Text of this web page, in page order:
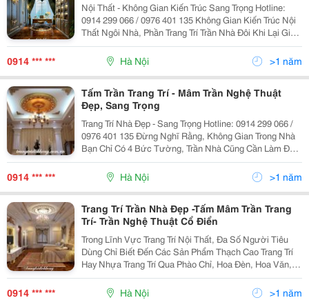
Nội Thất - Không Gian Kiến Trúc Sang Trọng Hotline:
0914 299 066 / 0976 401 135 Không Gian Kiến Trúc Nội
Thất Ngôi Nhà, Phần Trang Trí Trần Nhà Đôi Khi Lại Giúp
Bạn Nghĩ Ra Nhiều Ý Tưởng Sáng Tạo Trong Công Việc
Của Mình. Không Những Thế, Trang
0914 *** *** Hà Nội >1 năm
Tấm Trần Trang Trí - Mâm Trần Nghệ Thuật
Đẹp, Sang Trọng
Trang Trí Nhà Đẹp - Sang Trọng Hotline: 0914 299 066 /
0976 401 135 Đừng Nghĩ Rằng, Không Gian Trong Nhà
Bạn Chỉ Có 4 Bức Tường, Trần Nhà Cũng Cần Làm Đẹp
Và Trang Trí Nữa Đấy . Trang Trí Trần Nhà Đôi Khi Lại
Giúp Bạn Nghĩ Ra Nhiều Ý Tưởng Sáng
0914 *** *** Hà Nội >1 năm
Trang Trí Trần Nhà Đẹp -Tấm Mâm Trần Trang
Trí- Trần Nghệ Thuật Cổ Điển
Trong Lĩnh Vực Trang Trí Nội Thất, Đa Số Người Tiêu
Dùng Chỉ Biết Đến Các Sản Phẩm Thạch Cao Trang Trí
Hay Nhựa Trang Trí Qua Phào Chỉ, Hoa Đèn, Hoa Văn,
Cột Ốp. Hay Các Sản Phẩm Làm Từ Gỗ, Đá, Giấy Dán
Tường,&Hellip; Sản Phẩm Tấm Trần Nghệ Thuật Dùn
0914 *** *** Hà Nội >1 năm